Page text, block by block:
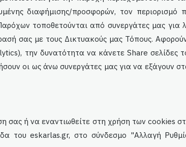
διαφήμισης/προσφορών, τον περιορισμό
τοποθετούνται από συνεργάτες μας
σας με τους Δικτυακούς μας Τόπους.
την δυνατότητα να κάνετε Share σελίδες
οι ως άνω συνεργάτες μας για να εξάγουν
σας ή να εναντιωθείτε στη χρήση των cookies
τουeskarlas.gr, στο σύνδεσμο "Αλλαγή